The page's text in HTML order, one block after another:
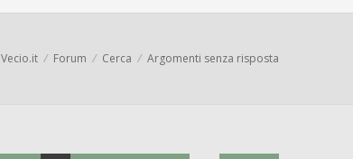
Vecio.it Forum Cerca Argomenti senza risposta